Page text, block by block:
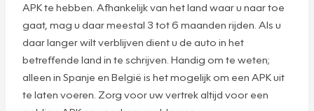
APK te hebben. Afhankelijk van het land waar u naar toe
gaat, mag u daar meestal 3 tot 6 maanden rijden. Als u
daar langer wilt verblijven dient u de auto in het
betreffende land in te schrijven. Handig om te weten;
alleen in Spanje en België is het mogelijk om een APK uit
te laten voeren. Zorg voor uw vertrek altijd voor een